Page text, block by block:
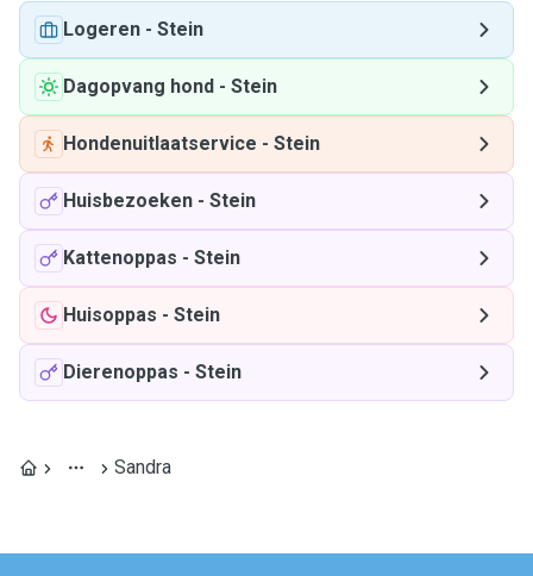
Logeren - Stein
Dagopvang hond - Stein
Hondenuitlaatservice - Stein
Huisbezoeken - Stein
Kattenoppas - Stein
Huisoppas - Stein
Dierenoppas - Stein
Sandra